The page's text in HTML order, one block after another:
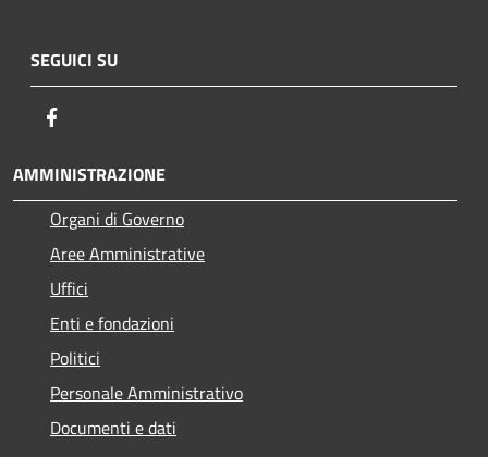
SEGUICI SU
AMMINISTRAZIONE
Organi di Governo
Aree Amministrative
Uffici
Enti e fondazioni
Politici
Personale Amministrativo
Documenti e dati